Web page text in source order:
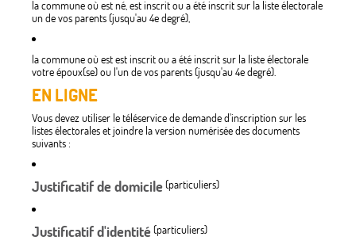
la commune où est né, est inscrit ou a été inscrit sur la liste électorale
un de vos parents (jusqu'au 4e degré),
la commune où est est inscrit ou a été inscrit sur la liste électorale
votre époux(se) ou l'un de vos parents (jusqu'au 4e degré).
EN LIGNE
Vous devez utiliser le téléservice de demande d'inscription sur les
listes électorales et joindre la version numérisée des documents
suivants :
Justificatif de domicile(particuliers)
Justificatif d'identité(particuliers)